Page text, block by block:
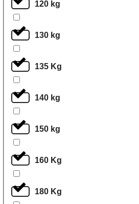
120 kg
130 kg
135 Kg
140 kg
150 kg
160 Kg
180 Kg